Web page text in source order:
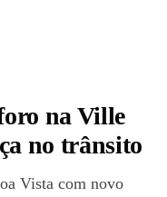
na Ville
no trânsito
Vista com novo